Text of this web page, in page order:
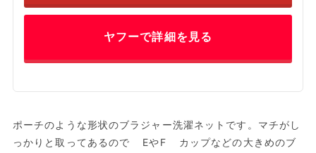
ヤフーで詳細を見る
ポーチのような形状のブラジャー洗濯ネットです。マチがし
っかりと取ってあるので EやF カップなどの大きめのブ